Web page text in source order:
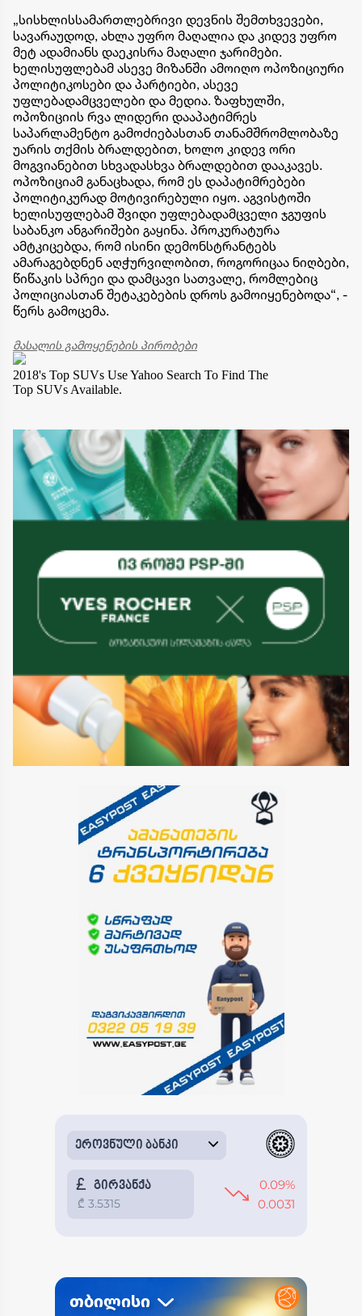
„სისხლისსამართლებრივი დევნის შემთხვევები,
სავარაუდოდ, ახლა უფრო მაღალია და კიდევ უფრო
მეტ ადამიანს დაეკისრა მაღალი ჯარიმები.
ხელისუფლებამ ასევე მიზანში ამოიღო ოპოზიციური
პოლიტიკოსები და პარტიები, ასევე
უფლებადამცველები და მედია. ზაფხულში,
ოპოზიციის რვა ლიდერი დააპატიმრეს
საპარლამენტო გამოძიებასთან თანამშრომლობაზე
უარის თქმის ბრალდებით, ხოლო კიდევ ორი
მოგვიანებით სხვადასხვა ბრალდებით დააკავეს.
ოპოზიციამ განაცხადა, რომ ეს დაპატიმრებები
პოლიტიკურად მოტივირებული იყო. აგვისტოში
ხელისუფლებამ შვიდი უფლებადამცველი ჯგუფის
საბანკო ანგარიშები გაყინა. პროკურატურა
ამტკიცებდა, რომ ისინი დემონსტრანტებს
ამარაგებდნენ აღჭურვილობით, როგორიცაა ნიღბები,
წიწაკის სპრეი და დამცავი სათვალე, რომლებიც
პოლიციასთან შეტაკებების დროს გამოიყენებოდა“, -
წერს გამოცემა.
მასალის გამოყენების პირობები
2018's Top SUVs Use Yahoo Search To Find The
Top SUVs Available.